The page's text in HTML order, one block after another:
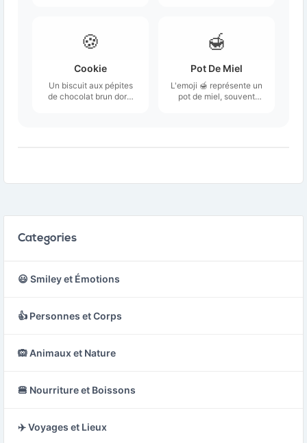
chocolat, souvent avec
une partie de
🍪
Cookie
Un biscuit aux pépites
de chocolat brun doré,
🍯
Pot De Miel
L'emoji 🍯 représente un
pot de miel, souvent
Categories
😃 Smiley et Émotions
👍 Personnes et Corps
🙉 Animaux et Nature
🍔 Nourriture et Boissons
✈️ Voyages et Lieux